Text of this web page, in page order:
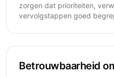
zorgen dat prioriteiten,
vervolgstappen goed
Betrouwbaarheid